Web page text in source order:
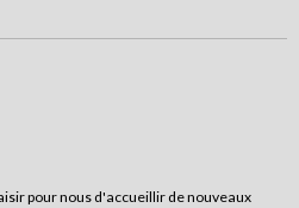
pour nous d'accueillir de nouveaux